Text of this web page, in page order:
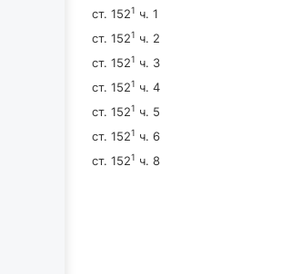
ст. 1521 ч. 1
ст. 1521 ч. 2
ст. 1521 ч. 3
ст. 1521 ч. 4
ст. 1521 ч. 5
ст. 1521 ч. 6
ст. 1521 ч. 8